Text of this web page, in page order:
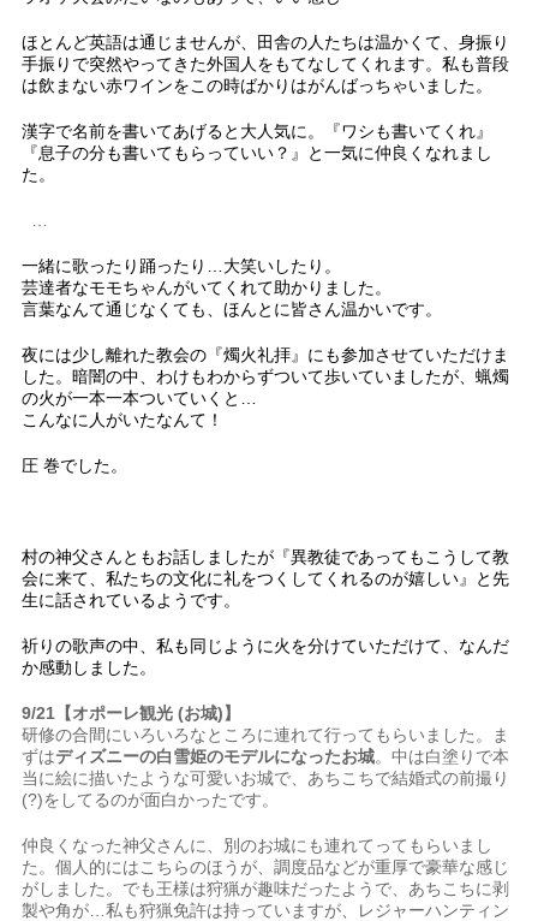
ほとんど英語は通じませんが、田舎の人たちは温かくて、身振り
手振りで突然やってきた外国人をもてなしてくれます。私も普段
は飲まない赤ワインをこの時ばかりはがんばっちゃいました。
漢字で名前を書いてあげると大人気に。『ワシも書いてくれ』
『息子の分も書いてもらっていい？』と一気に仲良くなれまし
た。
一緒に歌ったり踊ったり…大笑いしたり。
芸達者なモモちゃんがいてくれて助かりました。
言葉なんて通じなくても、ほんとに皆さん温かいです。
夜には少し離れた教会の『燭火礼拝』にも参加させていただけま
した。暗闇の中、わけもわからずついて歩いていましたが、蝋燭
の火が一本一本ついていくと…
こんなに人がいたなんて！
圧 巻でした。
村の神父さんともお話しましたが『異教徒であってもこうして教
会に来て、私たちの文化に礼をつくしてくれるのが嬉しい』と先
生に話されているようです。
祈りの歌声の中、私も同じように火を分けていただけて、なんだ
か感動しました。
9/21【オポーレ観光 (お城)】
研修の合間にいろいろなところに連れて行ってもらいました。ま
ずはディズニーの白雪姫のモデルになったお城。中は白塗りで本
当に絵に描いたような可愛いお城で、あちこちで結婚式の前撮り
(?)をしてるのが面白かったです。
仲良くなった神父さんに、別のお城にも連れてってもらいまし
た。個人的にはこちらのほうが、調度品などが重厚で豪華な感じ
がしました。でも王様は狩猟が趣味だったようで、あちこちに剥
製や角が…私も狩猟免許は持っていますが、レジャーハンティン